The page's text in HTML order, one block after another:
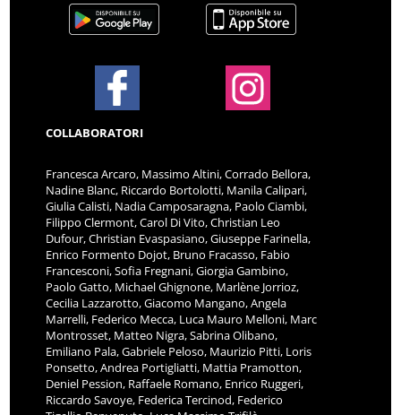
COLLABORATORI
Francesca Arcaro, Massimo Altini, Corrado Bellora,
Nadine Blanc, Riccardo Bortolotti, Manila Calipari,
Giulia Calisti, Nadia Camposaragna, Paolo Ciambi,
Filippo Clermont, Carol Di Vito, Christian Leo
Dufour, Christian Evaspasiano, Giuseppe Farinella,
Enrico Formento Dojot, Bruno Fracasso, Fabio
Francesconi, Sofia Fregnani, Giorgia Gambino,
Paolo Gatto, Michael Ghignone, Marlène Jorrioz,
Cecilia Lazzarotto, Giacomo Mangano, Angela
Marrelli, Federico Mecca, Luca Mauro Melloni, Marc
Montrosset, Matteo Nigra, Sabrina Olibano,
Emiliano Pala, Gabriele Peloso, Maurizio Pitti, Loris
Ponsetto, Andrea Portigliatti, Mattia Pramotton,
Deniel Pession, Raffaele Romano, Enrico Ruggeri,
Riccardo Savoye, Federica Tercinod, Federico